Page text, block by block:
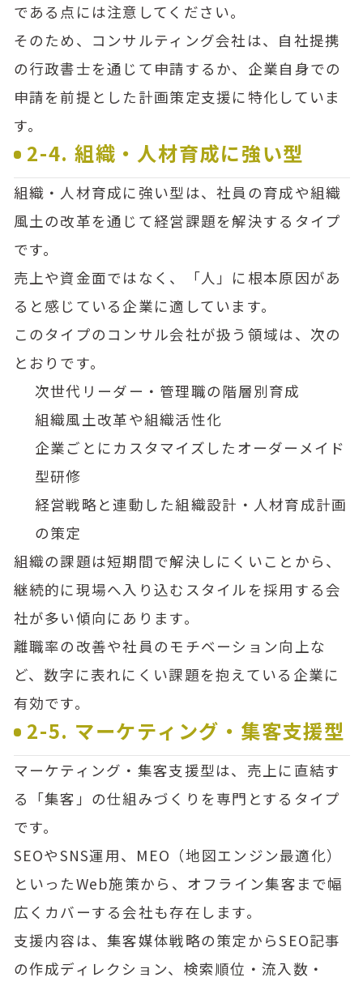
である点には注意してください。
そのため、コンサルティング会社は、自社提携
の行政書士を通じて申請するか、企業自身での
申請を前提とした計画策定支援に特化していま
す。
2-4. 組織・人材育成に強い型
組織・人材育成に強い型は、社員の育成や組織
風土の改革を通じて経営課題を解決するタイプ
です。
売上や資金面ではなく、「人」に根本原因があ
ると感じている企業に適しています。
このタイプのコンサル会社が扱う領域は、次の
とおりです。
次世代リーダー・管理職の階層別育成
組織風土改革や組織活性化
企業ごとにカスタマイズしたオーダーメイド
型研修
経営戦略と連動した組織設計・人材育成計画
の策定
組織の課題は短期間で解決しにくいことから、
継続的に現場へ入り込むスタイルを採用する会
社が多い傾向にあります。
離職率の改善や社員のモチベーション向上な
ど、数字に表れにくい課題を抱えている企業に
有効です。
2-5. マーケティング・集客支援型
マーケティング・集客支援型は、売上に直結す
る「集客」の仕組みづくりを専門とするタイプ
です。
SEOやSNS運用、MEO（地図エンジン最適化）
といったWeb施策から、オフライン集客まで幅
広くカバーする会社も存在します。
支援内容は、集客媒体戦略の策定からSEO記事
の作成ディレクション、検索順位・流入数・